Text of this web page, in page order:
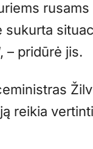
sukurta
– pridūrė jis.
reikia